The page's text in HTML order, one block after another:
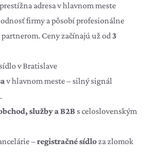
adresa v hlavnom meste
firmy a pôsobí profesionálne
Ceny začínajú už od3
v Bratislave
v hlavnom meste – silný signál
služby a B2B s celoslovenským
–registračné sídloza zlomok